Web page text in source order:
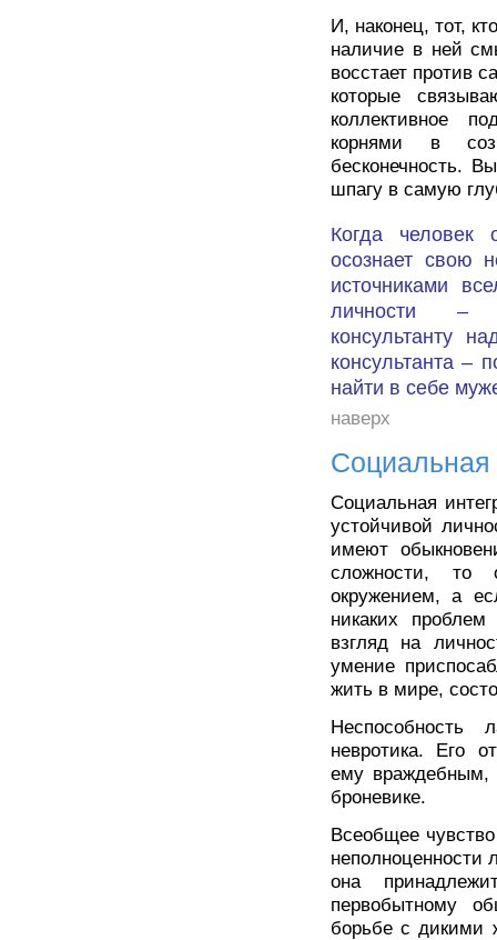
И, наконец, тот,
наличие в ней
восстает против
которые
коллективное
корнями в
бесконечность.
шпагу в самую
Когда человек
осознает свою
источниками
личности –
консультанту
консультанта –
найти в себе
наверх
Социальная
Социальная
устойчивой
имеют
сложности, то
окружением, а
никаких
взгляд на
умение
жить в мире,
невротика. Его
ему враждебным,
броневике.
Всеобщее
неполноценности
она
первобытному
борьбе с дикими